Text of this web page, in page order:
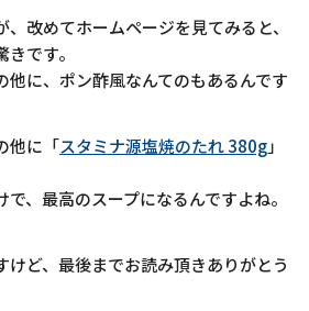
改めてホームページを見てみると、
です。
他に、ポン酢風なんてのもあるんです
他に「スタミナ源塩焼のたれ 380g」
、最高のスープになるんですよね。
けど、最後までお読み頂きありがとう